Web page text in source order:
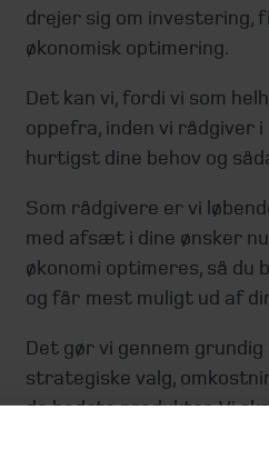
drejer sig om investering,
økonomisk optimering.
Det kan vi, fordi vi som
oppefra, inden vi rådgiver
hurtigst dine behov og
Som rådgivere er vi
med afsæt i dine ønsker
økonomi optimeres, så du
og får mest muligt ud af
Det gør vi gennem
strategiske valg,
de bedste produkter. Vi
for at sikre, at ydelse og